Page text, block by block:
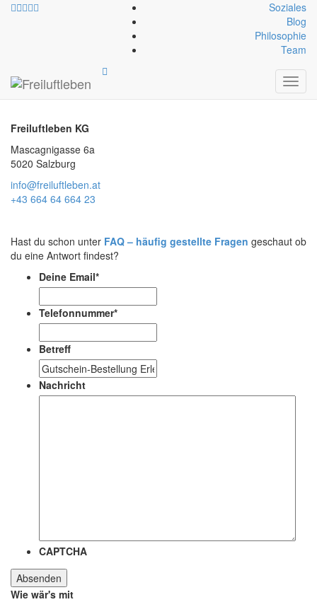
Soziales
Blog
Philosophie
Team
Kontakt
Freiluftleben KG
Mascagnigasse 6a
5020 Salzburg
info@freiluftleben.at
+43 664 64 664 23
Hast du schon unter FAQ – häufig gestellte Fragen geschaut ob
du eine Antwort findest?
Deine Email*
Telefonnummer*
Betreff
Nachricht
CAPTCHA
Wie wär's mit